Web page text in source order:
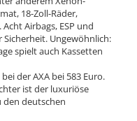
18-Zoll-Räder,
Airbags, ESP und
Sicherheit. Ungewöhnlich:
spielt auch Kassetten
der AXA bei 583 Euro.
ist der luxuriöse
den deutschen